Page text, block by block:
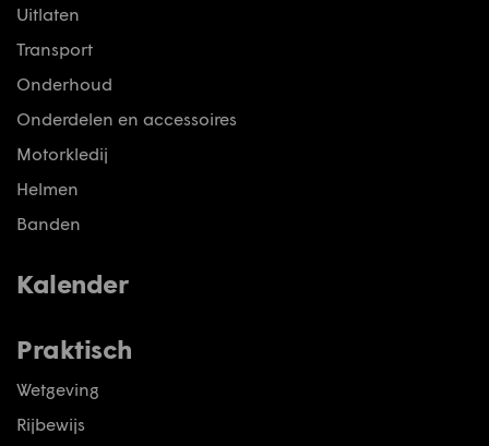
Uitlaten
Transport
Onderhoud
Onderdelen en accessoires
Motorkledij
Helmen
Banden
Kalender
Praktisch
Wetgeving
Rijbewijs